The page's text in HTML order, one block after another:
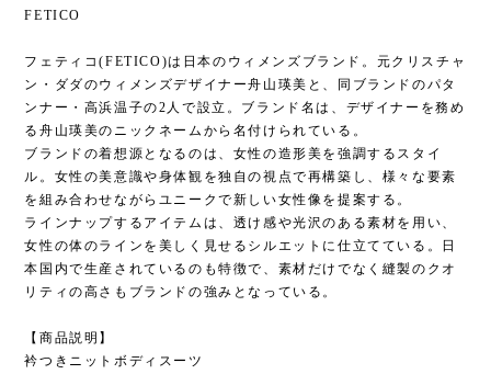
FETICO
フェティコ(FETICO)は日本のウィメンズブランド。元クリスチャ
ン・ダダのウィメンズデザイナー舟山瑛美と、同ブランドのパタ
ンナー・高浜温子の2人で設立。ブランド名は、デザイナーを務め
る舟山瑛美のニックネームから名付けられている。
ブランドの着想源となるのは、女性の造形美を強調するスタイ
ル。女性の美意識や身体観を独自の視点で再構築し、様々な要素
を組み合わせながらユニークで新しい女性像を提案する。
ラインナップするアイテムは、透け感や光沢のある素材を用い、
女性の体のラインを美しく見せるシルエットに仕立てている。日
本国内で生産されているのも特徴で、素材だけでなく縫製のクオ
リティの高さもブランドの強みとなっている。
【商品説明】
衿つきニットボディスーツ